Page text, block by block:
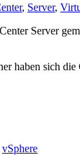
, Server,
Server
haben sich
vSphere